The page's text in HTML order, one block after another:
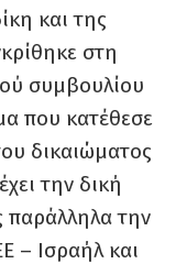
και της
στη
συμβουλίου
που κατέθεσε
δικαιώματος
την δική
παράλληλα την
– Ισραήλ και